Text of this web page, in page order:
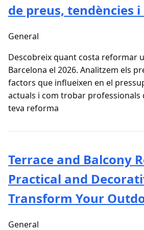
de preus, tendències i
General
Descobreix quant costa reformar
Barcelona el 2026. Analitzem els
factors que influeixen en el
actuals i com trobar professionals
teva reforma
Terrace and Balcony
Practical and
Transform Your
General